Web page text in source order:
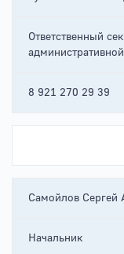
Ответственный
8 921 270 29 39
Самойлов Сергей
Начальник